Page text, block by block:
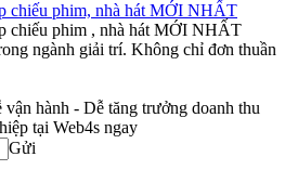
chiếu phim, nhà hát MỚI NHẤT
chiếu phim , nhà hát MỚI NHẤT
ngành giải trí. Không chỉ đơn thuần
hành - Dễ tăng trưởng doanh thu
tại Web4s ngay
Gửi